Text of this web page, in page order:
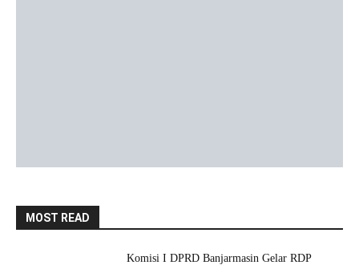
MOST READ
Komisi I DPRD Banjarmasin Gelar RDP